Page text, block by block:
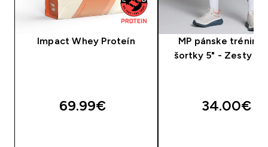
Impact Whey Proteín
69.99€‎
MP pánske
šortky 5" - Zesty
34.00€‎